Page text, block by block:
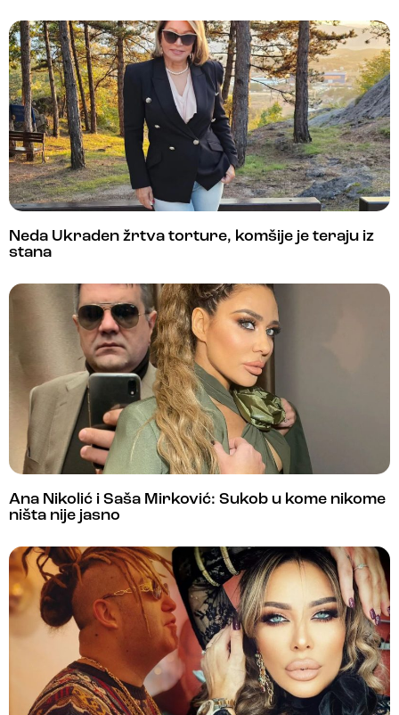
Neda Ukraden žrtva torture, komšije je teraju iz
stana
Ana Nikolić i Saša Mirković: Sukob u kome nikome
ništa nije jasno